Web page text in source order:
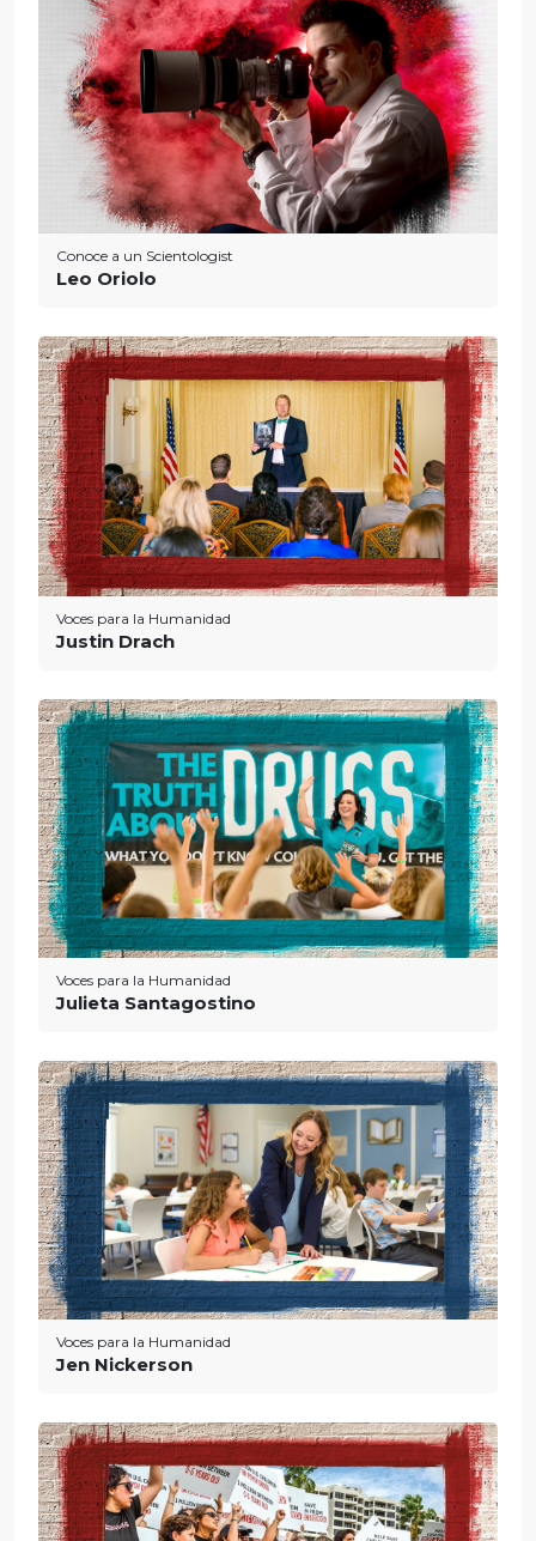
Conoce a un Scientologist
Leo Oriolo
Voces para la Humanidad
Justin Drach
Voces para la Humanidad
Julieta Santagostino
Voces para la Humanidad
Jen Nickerson